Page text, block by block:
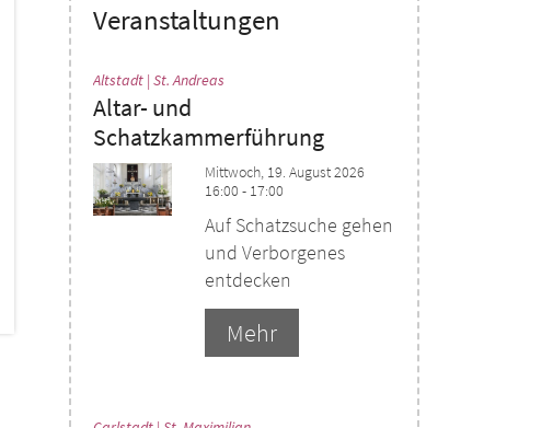
Veranstaltungen
Altstadt | St. Andreas
Altar- und
Schatzkammerführung
Mittwoch, 19. August 2026
16:00 - 17:00
Auf Schatzsuche gehen
und Verborgenes
entdecken
Mehr